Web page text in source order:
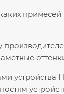
примесей
устройства